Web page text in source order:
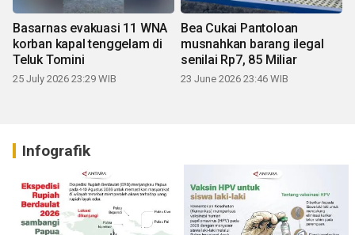
Basarnas evakuasi 11 WNA
korban kapal tenggelam di
Teluk Tomini
25 July 2026 23:29 WIB
Bea Cukai Pantoloan
musnahkan barang ilegal
senilai Rp7, 85 Miliar
23 June 2026 23:46 WIB
Infografik